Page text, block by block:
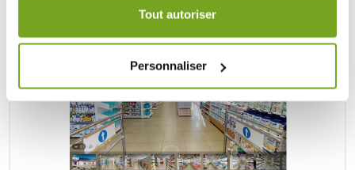
Tout autoriser
Personnaliser
UNE VRAIE PARAPHARMACIE